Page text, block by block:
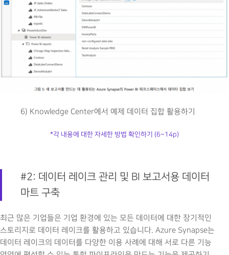
6) Knowledge Center에서 예제 데이터 집합 활용하기
*각 내용에 대한 자세한 방법 확인하기 (6~14p)
#2: 데이터 레이크 관리 및 BI 보고서용 데이터
마트 구축
최근 많은 기업들은 기업 환경에 있는 모든 데이터에 대한 장기적인
스토리지로 데이터 레이크를 활용하고 있습니다. Azure Synapse는
데이터 레이크의 데이터를 다양한 이용 사례에 대해 서로 다른 기능